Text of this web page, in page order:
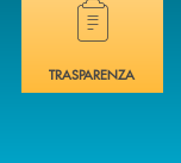
TRASPARENZA